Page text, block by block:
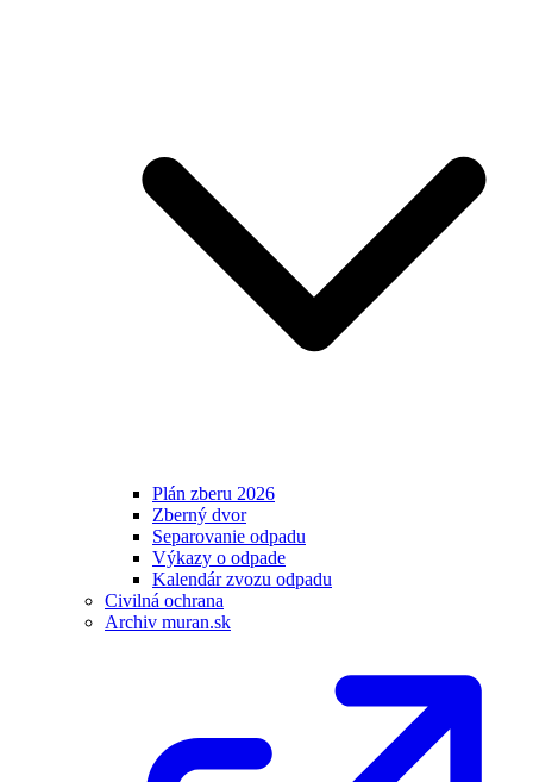
Plán zberu 2026
Zberný dvor
Separovanie odpadu
Výkazy o odpade
Kalendár zvozu odpadu
Civilná ochrana
Archiv muran.sk